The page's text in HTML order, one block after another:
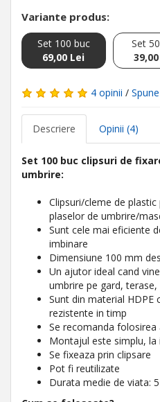
Variante produs:
Set 100 buc
69,00 Lei
Set
4 opinii /
Descriere Opinii (4)
Set 100 buc clipsuri de
umbrire:
Clipsuri/cleme de
plaselor de umbrire/
Sunt cele mai eficiente
imbinare
Dimensiune 100 mm
Un ajutor ideal cand
umbrire pe gard, terase,
Sunt din material
rezistente in timp
Se recomanda folosirea
Montajul este simplu, la
Se fixeaza prin clipsare
Pot fi reutilizate
Durata medie de viata: